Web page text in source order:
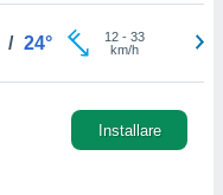
/ 24° 12- 33
km/h
Installare